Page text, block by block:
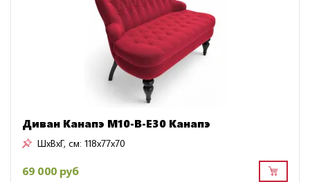
Диван Канапэ M10-B-E30 Канапэ
ШxВxГ, см: 118x77x70
69 000 руб